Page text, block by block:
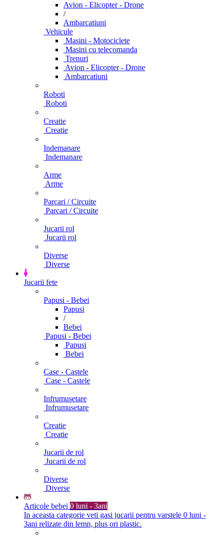
Avion - Elicopter - Drone
/
Ambarcatiuni
Vehicule
Masini - Motociclete
Masini cu telecomanda
Trenuri
Avion - Elicopter - Drone
Ambarcatiuni
Roboti
Roboti
Creatie
Creatie
Indemanare
Indemanare
Arme
Arme
Parcari / Circuite
Parcari / Circuite
Jucarii rol
Jucarii rol
Diverse
Diverse
Jucarii fete
Papusi - Bebei
Papusi
/
Bebei
Papusi - Bebei
Papusi
Bebei
Case - Castele
Case - Castele
Infrumusetare
Infrumusetare
Creatie
Creatie
Jucarii de rol
Jucarii de rol
Diverse
Diverse
Articole bebei 0 luni - 3ani
In aceasta categorie veti gasi jucarii pentru varstele 0 luni -
3ani relizate din lemn, plus ori plastic.